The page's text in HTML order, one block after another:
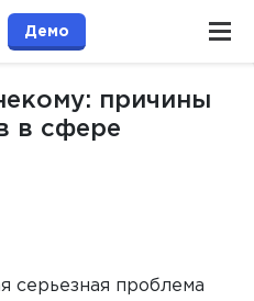
Демо
причины
в сфере
серьезная проблема